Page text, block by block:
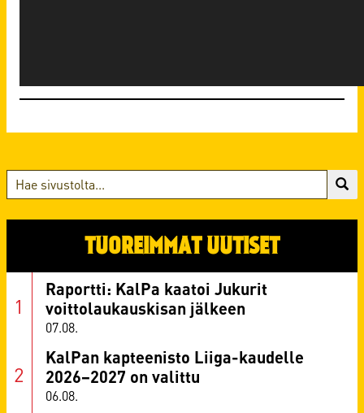
TUOREIMMAT UUTISET
07.08.
Raportti: KalPa kaatoi Jukurit
voittolaukauskisan jälkeen
06.08.
KalPan kapteenisto Liiga-kaudelle
2026–2027 on valittu